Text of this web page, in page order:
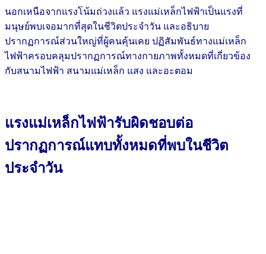
นอกเหนือจากแรงโน้มถ่วงแล้ว แรงแม่เหล็กไฟฟ้าเป็นแรงที่
มนุษย์พบเจอมากที่สุดในชีวิตประจำวัน และอธิบาย
ปรากฏการณ์ส่วนใหญ่ที่ผู้คนคุ้นเคย ปฏิสัมพันธ์ทางแม่เหล็ก
ไฟฟ้าครอบคลุมปรากฏการณ์ทางกายภาพทั้งหมดที่เกี่ยวข้อง
กับสนามไฟฟ้า สนามแม่เหล็ก แสง และอะตอม
แรงแม่เหล็กไฟฟ้ารับผิดชอบต่อ
ปรากฏการณ์แทบทั้งหมดที่พบในชีวิต
ประจำวัน